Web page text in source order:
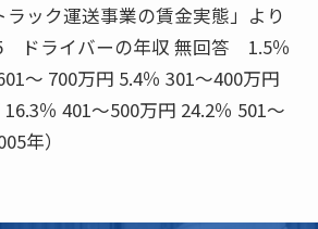
ック運送事業の賃金実態」より
ドライバーの年収 無回答 1.5％
〜 700万円 5.4％ 301〜400万円
％ 401〜500万円 24.2％ 501〜
年）